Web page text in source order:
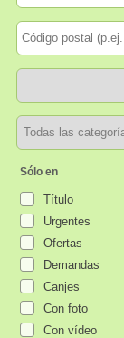
Sólo en
Título
Urgentes
Ofertas
Demandas
Canjes
Con foto
Con vídeo